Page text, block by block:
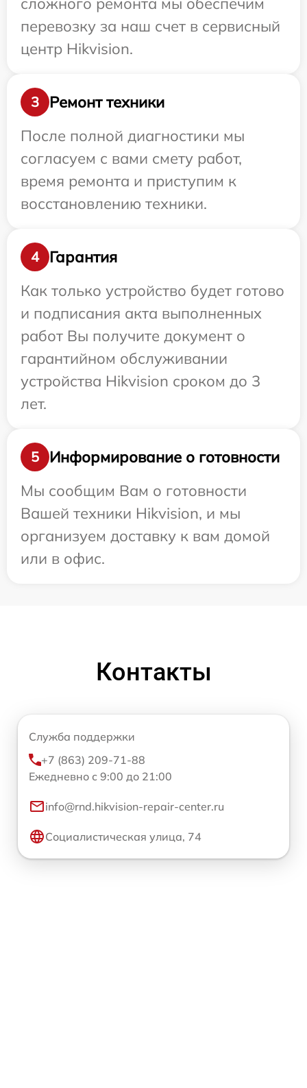
перевозку за наш счет в сервисный
центр Hikvision.
3
Ремонт техники
После полной диагностики мы
согласуем с вами смету работ,
время ремонта и приступим к
восстановлению техники.
4
Гарантия
Как только устройство будет готово
и подписания акта выполненных
работ Вы получите документ о
гарантийном обслуживании
устройства Hikvision сроком до 3
лет.
5
Информирование о готовности
Мы сообщим Вам о готовности
Вашей техники Hikvision, и мы
организуем доставку к вам домой
или в офис.
Контакты
Служба поддержки
+7 (863) 209-71-88
Ежедневно с 9:00 до 21:00
info@rnd.hikvision-repair-center.ru
Социалистическая улица, 74